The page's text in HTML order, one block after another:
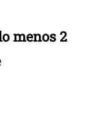
menos 2